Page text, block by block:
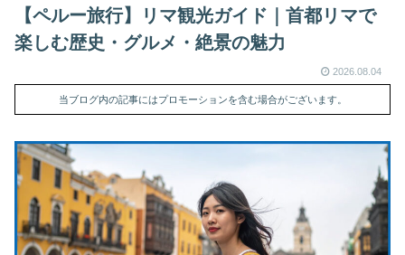
【ペルー旅行】リマ観光ガイド｜首都リマで
楽しむ歴史・グルメ・絶景の魅力
2026.08.04
当ブログ内の記事にはプロモーションを含む場合がございます。